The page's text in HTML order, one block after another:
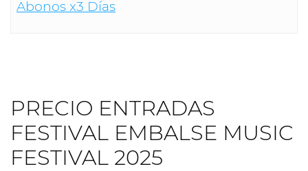
Abonos x3 Días
PRECIO ENTRADAS
FESTIVAL EMBALSE MUSIC
FESTIVAL 2025